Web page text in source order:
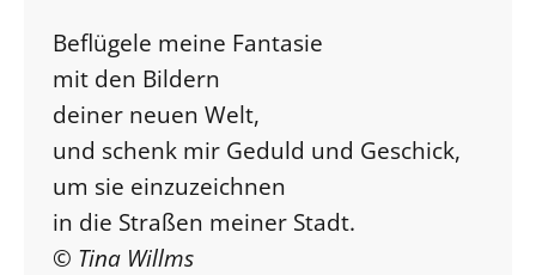
Beflügele meine Fantasie
mit den Bildern
deiner neuen Welt,
und schenk mir Geduld und Geschick,
um sie einzuzeichnen
in die Straßen meiner Stadt.
© Tina Willms